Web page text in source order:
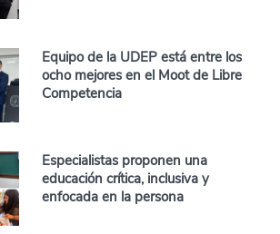
Equipo de la UDEP está entre los
ocho mejores en el Moot de Libre
Competencia
Especialistas proponen una
educación crítica, inclusiva y
enfocada en la persona